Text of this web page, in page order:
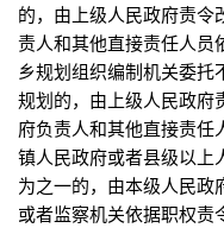
的，由上级人民政府责令
责人和其他直接责任
乡规划组织编制机关委
规划的，由上级人民政府
府负责人和其他直接责
镇人民政府或者县级以上
为之一的，由本级人民政
或者监察机关依据职权责